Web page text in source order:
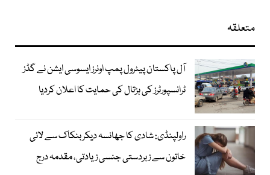
متعلقہ
آل پاکستان پیٹرول پمپ اونرز ایسوسی ایشن نے گڈز
ٹرانسپورٹرز کی ہڑتال کی حمایت کا اعلان کردیا
راولپنڈی: شادی کا جھانسہ دیکر بنکاک سے لائی
خاتون سے زبردستی جنسی زیادتی، مقدمہ درج